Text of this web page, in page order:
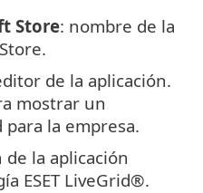
Store: nombre de la
de la aplicación.
mostrar un
la empresa.
la aplicación
ESET LiveGrid®.